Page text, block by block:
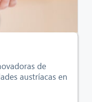
de
austríacas en